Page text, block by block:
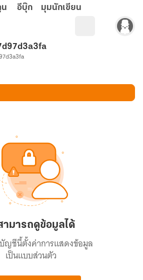
น อีบุ๊ก มุมนักเขียน
ามารถดูข้อมูลได้
ญชีนี้ตั้งค่าการแสดงข้อมูล
เป็นแบบส่วนตัว